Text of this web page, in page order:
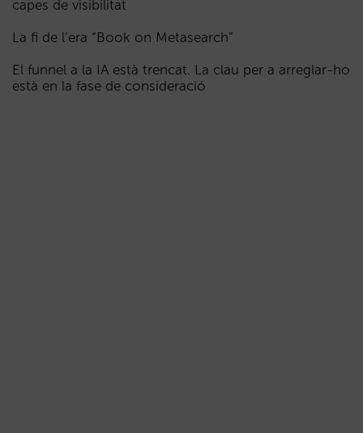
capes de visibilitat
La fi de l’era “Book on Metasearch”
El funnel a la IA està trencat. La clau per a arreglar-ho
està en la fase de consideració